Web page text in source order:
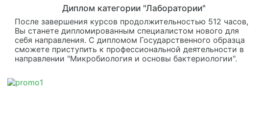
Диплом категории "Лаборатории"
После завершения курсов продолжительностью 512 часов,
Вы станете дипломированным специалистом нового для
себя направления. С дипломом Государственного образца
сможете приступить к профессиональной деятельности в
направлении "Микробиология и основы бактериологии".